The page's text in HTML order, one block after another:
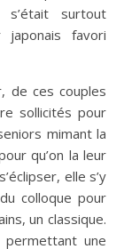
surtout
favori
de ces couples
sollicités pour
mimant la
qu’on la leur
elle s’y
colloque pour
un classique.
une